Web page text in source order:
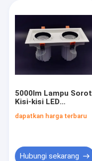
5000lm Lampu Sorot
Kisi-kisi LED
35W * 2 35W * 2
dapatkan harga terbaru
Hubungi sekarang